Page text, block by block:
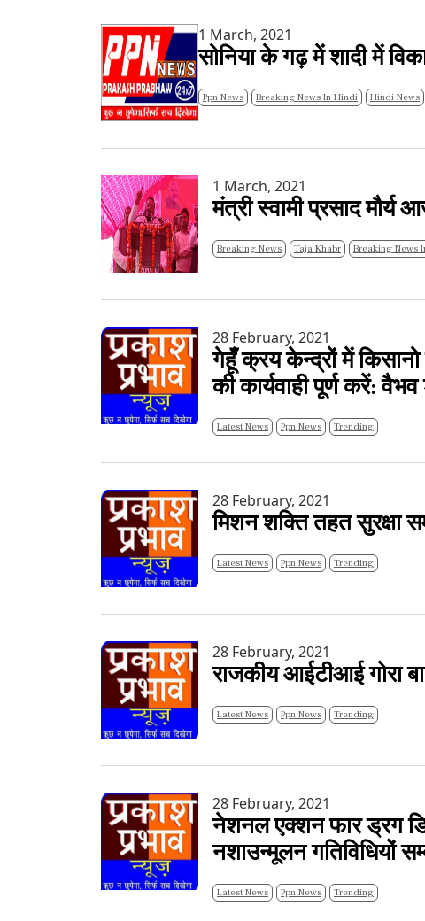
1 March, 2021
सोनिया के गढ़ में शादी में
Ppn News Breaking News In Hindi Hindi News
1 March, 2021
मंत्री स्वामी प्रसाद मौर्य
Breaking News Taja Khabr Breaking News
28 February, 2021
गेहूँ क्रय केन्द्रों में
की कार्यवाही पूर्ण करें:
Latest News Ppn News Trending
28 February, 2021
मिशन शक्ति तहत सुरक्षा
Latest News Ppn News Trending
28 February, 2021
राजकीय आईटीआई गोरा
Latest News Ppn News Trending
28 February, 2021
नेशनल एक्शन फार ड्रग
नशाउन्मूलन गतिविधियों
Latest News Ppn News Trending